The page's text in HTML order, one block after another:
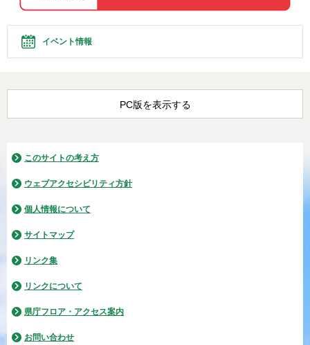
イベント情報
PC版を表示する
このサイトの考え方
ウェブアクセシビリティ方針
個人情報について
サイトマップ
リンク集
リンクについて
県庁フロア・アクセス案内
お問い合わせ